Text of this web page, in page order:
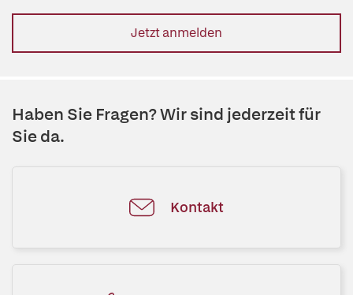
Jetzt anmelden
Haben Sie Fragen? Wir sind jederzeit für
Sie da.
Kontakt